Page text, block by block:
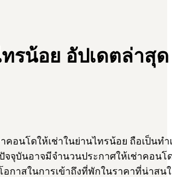
รน้อย อัปเดตล่าสุด
อนโดให้เช่าในย่านไทรน้อย ถือเป็นทำ
จจุบันอาจมีจำนวนประกาศให้เช่าคอน
กาสในการเข้าถึงที่พักในราคาที่น่าสน